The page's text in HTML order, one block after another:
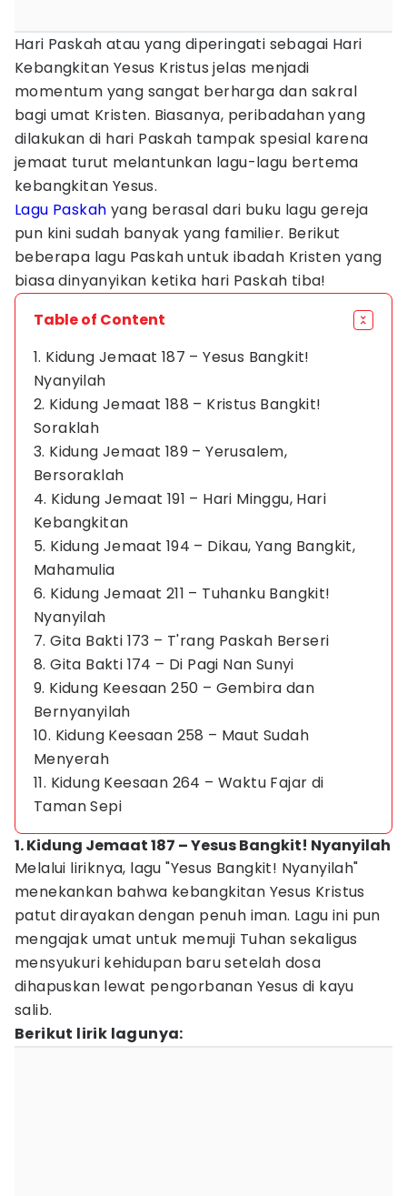
Hari Paskah atau yang diperingati sebagai Hari
Kebangkitan Yesus Kristus jelas menjadi
momentum yang sangat berharga dan sakral
bagi umat Kristen. Biasanya, peribadahan yang
dilakukan di hari Paskah tampak spesial karena
jemaat turut melantunkan lagu-lagu bertema
kebangkitan Yesus.
Lagu Paskah yang berasal dari buku lagu gereja
pun kini sudah banyak yang familier. Berikut
beberapa lagu Paskah untuk ibadah Kristen yang
biasa dinyanyikan ketika hari Paskah tiba!
Table of Content
1. Kidung Jemaat 187 – Yesus Bangkit!
Nyanyilah
2. Kidung Jemaat 188 – Kristus Bangkit!
Soraklah
3. Kidung Jemaat 189 – Yerusalem,
Bersoraklah
4. Kidung Jemaat 191 – Hari Minggu, Hari
Kebangkitan
5. Kidung Jemaat 194 – Dikau, Yang Bangkit,
Mahamulia
6. Kidung Jemaat 211 – Tuhanku Bangkit!
Nyanyilah
7. Gita Bakti 173 – T'rang Paskah Berseri
8. Gita Bakti 174 – Di Pagi Nan Sunyi
9. Kidung Keesaan 250 – Gembira dan
Bernyanyilah
10. Kidung Keesaan 258 – Maut Sudah
Menyerah
11. Kidung Keesaan 264 – Waktu Fajar di
Taman Sepi
1. Kidung Jemaat 187 – Yesus Bangkit! Nyanyilah
Melalui liriknya, lagu "Yesus Bangkit! Nyanyilah"
menekankan bahwa kebangkitan Yesus Kristus
patut dirayakan dengan penuh iman. Lagu ini pun
mengajak umat untuk memuji Tuhan sekaligus
mensyukuri kehidupan baru setelah dosa
dihapuskan lewat pengorbanan Yesus di kayu
salib.
Berikut lirik lagunya: